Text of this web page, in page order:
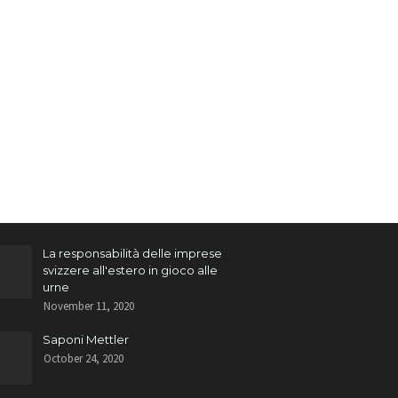
La responsabilità delle imprese
svizzere all'estero in gioco alle
urne
November 11, 2020
Saponi Mettler
October 24, 2020